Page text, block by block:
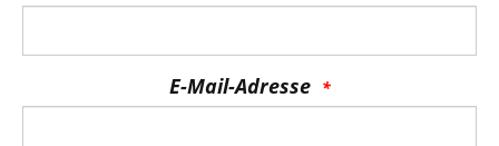
E-Mail-Adresse